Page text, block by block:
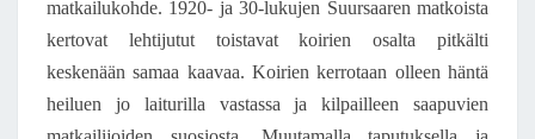
matkailukohde. 1920- ja 30-lukujen Suursaaren matkoista
kertovat lehtijutut toistavat koirien osalta pitkälti
keskenään samaa kaavaa. Koirien kerrotaan olleen häntä
heiluen jo laiturilla vastassa ja kilpailleen saapuvien